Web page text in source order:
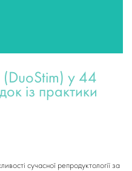
(DuoStim) у 44
із практики
сучасної репродуктології за